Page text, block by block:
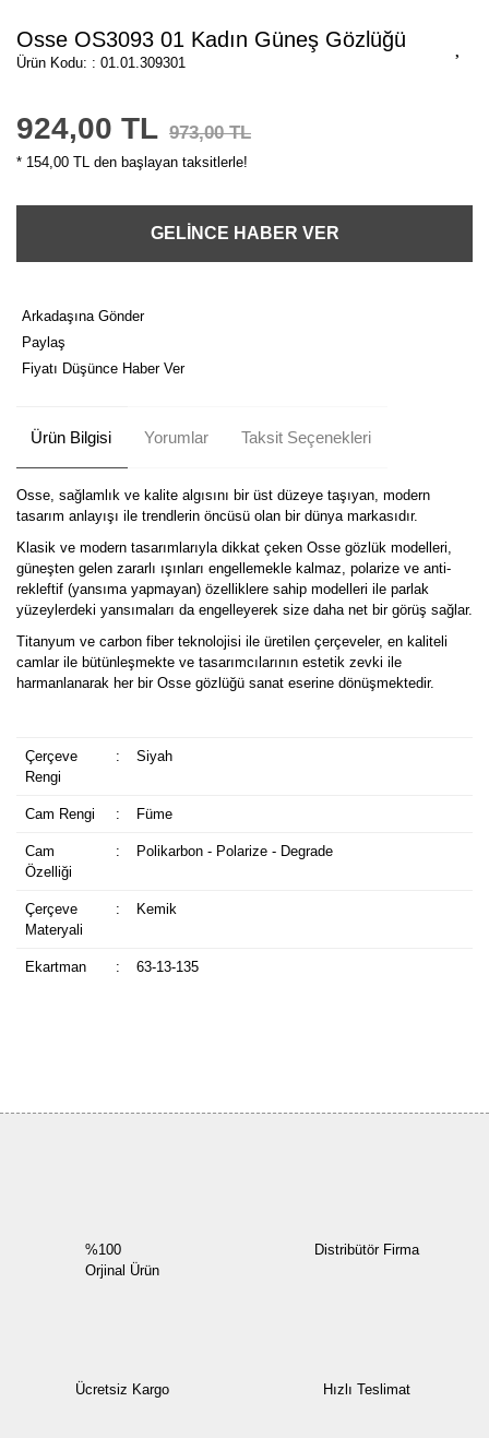
Osse OS3093 01 Kadın Güneş Gözlüğü
Ürün Kodu: : 01.01.309301
924,00 TL 973,00 TL
* 154,00 TL den başlayan taksitlerle!
GELİNCE HABER VER
Arkadaşına Gönder
Paylaş
Fiyatı Düşünce Haber Ver
Ürün Bilgisi Yorumlar Taksit Seçenekleri
Osse, sağlamlık ve kalite algısını bir üst düzeye taşıyan, modern
tasarım anlayışı ile trendlerin öncüsü olan bir dünya markasıdır.
Klasik ve modern tasarımlarıyla dikkat çeken Osse gözlük modelleri,
güneşten gelen zararlı ışınları engellemekle kalmaz, polarize ve anti-
rekleftif (yansıma yapmayan) özelliklere sahip modelleri ile parlak
yüzeylerdeki yansımaları da engelleyerek size daha net bir görüş sağlar.
Titanyum ve carbon fiber teknolojisi ile üretilen çerçeveler, en kaliteli
camlar ile bütünleşmekte ve tasarımcılarının estetik zevki ile
harmanlanarak her bir Osse gözlüğü sanat eserine dönüşmektedir.
Çerçeve
Rengi
: Siyah
Cam Rengi : Füme
Cam
Özelliği
: Polikarbon - Polarize - Degrade
Çerçeve
Materyali
: Kemik
Ekartman : 63-13-135
%100
Orjinal Ürün
Distribütör Firma
Ücretsiz Kargo Hızlı Teslimat